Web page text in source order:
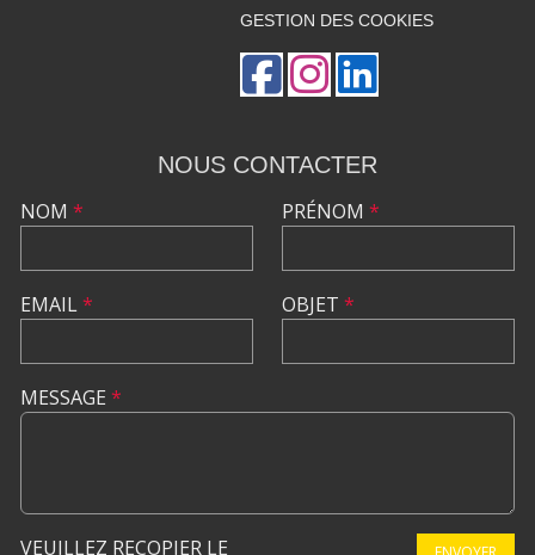
GESTION DES COOKIES
NOUS CONTACTER
NOM *
EMAIL*
PRÉNOM *
OBJET *
MESSAGE *
VEUILLEZ RECOPIER LE